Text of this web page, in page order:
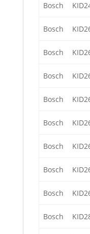
Bosch
Bosch
Bosch
Bosch
Bosch
Bosch
Bosch
Bosch
Bosch
Bosch